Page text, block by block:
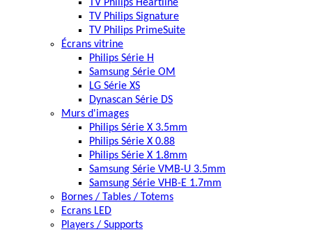
TV Philips Heartline
TV Philips Signature
TV Philips PrimeSuite
Écrans vitrine
Philips Série H
Samsung Série OM
LG Série XS
Dynascan Série DS
Murs d'images
Philips Série X 3.5mm
Philips Série X 0.88
Philips Série X 1.8mm
Samsung Série VMB-U 3.5mm
Samsung Série VHB-E 1.7mm
Bornes / Tables / Totems
Ecrans LED
Players / Supports